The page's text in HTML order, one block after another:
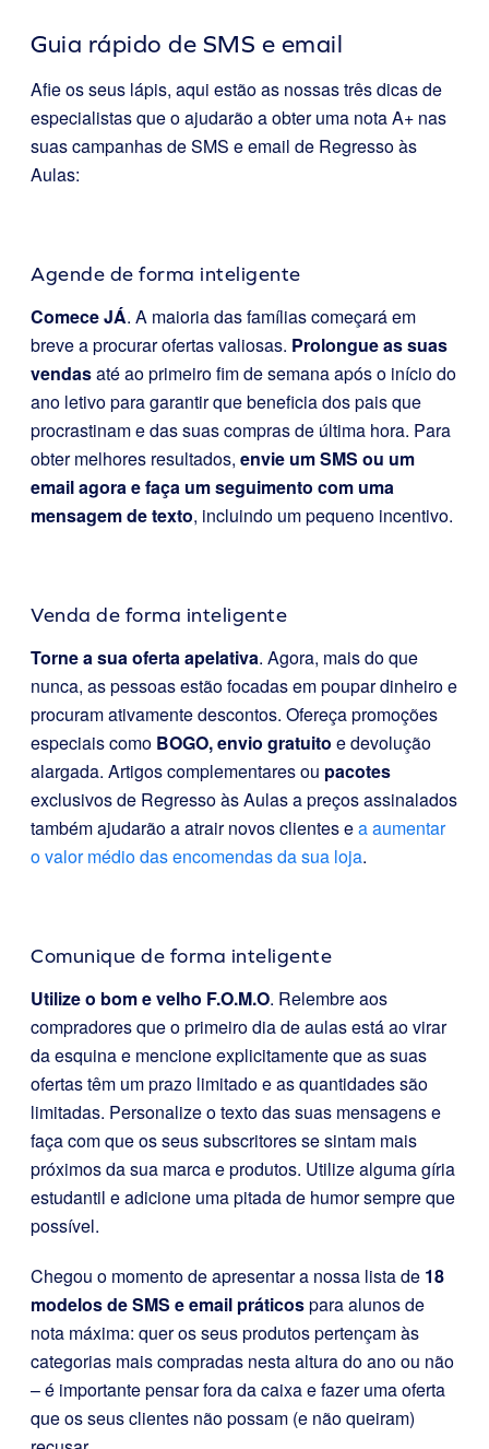
Guia rápido de SMS e email
Afie os seus lápis, aqui estão as nossas três dicas de
especialistas que o ajudarão a obter uma nota A+ nas
suas campanhas de SMS e email de Regresso às
Aulas:
Agende de forma inteligente
Comece JÁ. A maioria das famílias começará em
breve a procurar ofertas valiosas. Prolongue as suas
vendasaté ao primeiro fim de semana após o início do
ano letivo para garantir que beneficia dos pais que
procrastinam e das suas compras de última hora. Para
obter melhores resultados, envie um SMS ou um
email agora e faça um seguimento com uma
mensagem de texto, incluindo um pequeno incentivo.
Venda de forma inteligente
Torne a sua oferta apelativa. Agora, mais do que
nunca, as pessoas estão focadas em poupar dinheiro e
procuram ativamente descontos. Ofereça promoções
especiais como BOGO, envio gratuito e devolução
alargada. Artigos complementares ou pacotes
exclusivos de Regresso às Aulas a preços assinalados
também ajudarão a atrair novos clientes ea aumentar
o valor médio das encomendas da sua loja.
Comunique de forma inteligente
Utilize o bom e velho F.O.M.O. Relembre aos
compradores que o primeiro dia de aulas está ao virar
da esquina e mencione explicitamente que as suas
ofertas têm um prazo limitado e as quantidades são
limitadas. Personalize o texto das suas mensagens e
faça com que os seus subscritores se sintam mais
próximos da sua marca e produtos. Utilize alguma gíria
estudantil e adicione uma pitada de humor sempre que
possível.
Chegou o momento de apresentar a nossa lista de 18
modelos de SMS e email práticospara alunos de
nota máxima: quer os seus produtos pertençam às
categorias mais compradas nesta altura do ano ou não
– é importante pensar fora da caixa e fazer uma oferta
que os seus clientes não possam (e não queiram)